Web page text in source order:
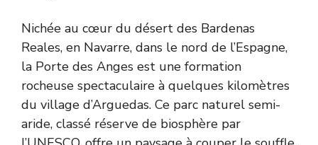
Nichée au cœur du désert des Bardenas
Reales, en Navarre, dans le nord de l’Espagne,
la Porte des Anges est une formation
rocheuse spectaculaire à quelques kilomètres
du village d’Arguedas. Ce parc naturel semi-
aride, classé réserve de biosphère par